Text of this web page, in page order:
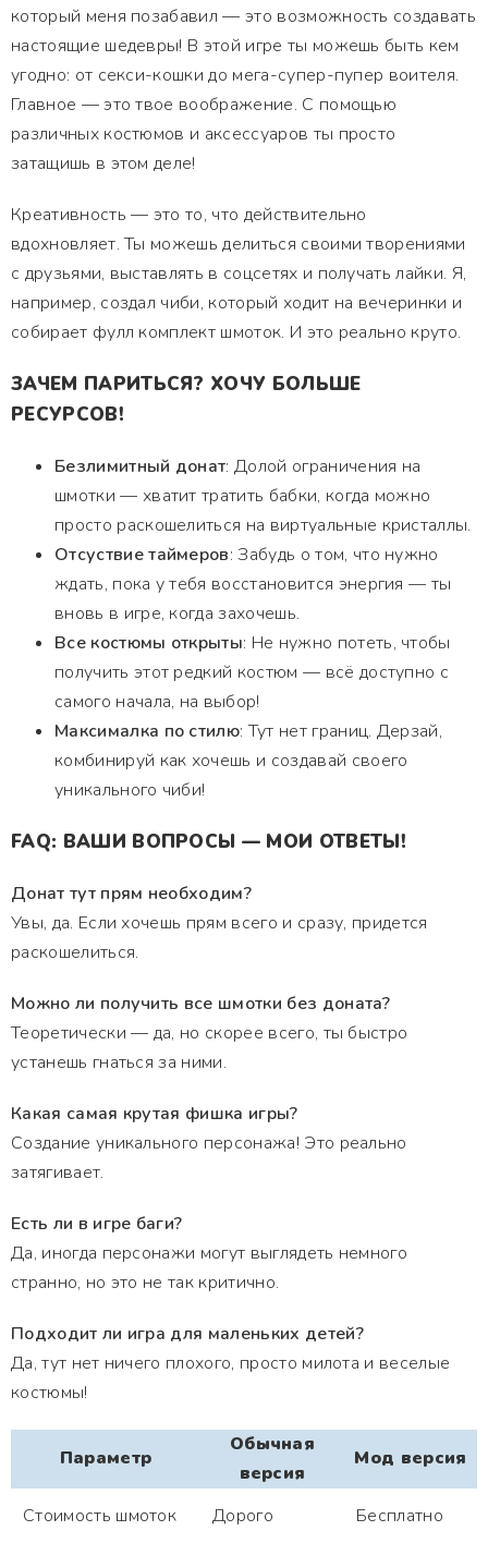
который меня позабавил — это возможность создавать
настоящие шедевры! В этой игре ты можешь быть кем
угодно: от секси-кошки до мега-супер-пупер воителя.
Главное — это твое воображение. С помощью
различных костюмов и аксессуаров ты просто
затащишь в этом деле!
Креативность — это то, что действительно
вдохновляет. Ты можешь делиться своими творениями
с друзьями, выставлять в соцсетях и получать лайки. Я,
например, создал чиби, который ходит на вечеринки и
собирает фулл комплект шмоток. И это реально круто.
ЗАЧЕМ ПАРИТЬСЯ? ХОЧУ БОЛЬШЕ
РЕСУРСОВ!
Безлимитный донат: Долой ограничения на
шмотки — хватит тратить бабки, когда можно
просто раскошелиться на виртуальные кристаллы.
Отсуствие таймеров: Забудь о том, что нужно
ждать, пока у тебя восстановится энергия — ты
вновь в игре, когда захочешь.
Все костюмы открыты: Не нужно потеть, чтобы
получить этот редкий костюм — всё доступно с
самого начала, на выбор!
Максималка по стилю: Тут нет границ. Дерзай,
комбинируй как хочешь и создавай своего
уникального чиби!
FAQ: ВАШИ ВОПРОСЫ — МОИ ОТВЕТЫ!
Донат тут прям необходим?
Увы, да. Если хочешь прям всего и сразу, придется
раскошелиться.
Можно ли получить все шмотки без доната?
Теоретически — да, но скорее всего, ты быстро
устанешь гнаться за ними.
Какая самая крутая фишка игры?
Создание уникального персонажа! Это реально
затягивает.
Есть ли в игре баги?
Да, иногда персонажи могут выглядеть немного
странно, но это не так критично.
Подходит ли игра для маленьких детей?
Да, тут нет ничего плохого, просто милота и веселые
костюмы!
Параметр
Обычная
версия
Мод версия
Стоимость шмоток Дорого Бесплатно